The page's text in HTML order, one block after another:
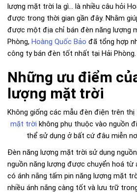
lượng mặt trời la gì… là nhiều câu hỏi
được trong thời gian gần đây. Nhằm
được một địa chỉ bán đèn năng lượng
Phòng, Hoàng Quốc Bảo đã tổng hợp
công ty bán đèn tốt nhất tại Hải
Những ưu điểm
lượng mặt trời
Không giống các mẫu đèn điện trên thị
mặt trời không phụ thuộc vào nguồn
thể sử dụng ở bất cứ đâu miễn
Đèn năng lượng mặt trời sử dụng
nguồn năng lượng được chuyển hoá từ
có ánh nắng tấm pin năng lượng mặt
nhiều ánh nắng càng tốt và lưu trữ